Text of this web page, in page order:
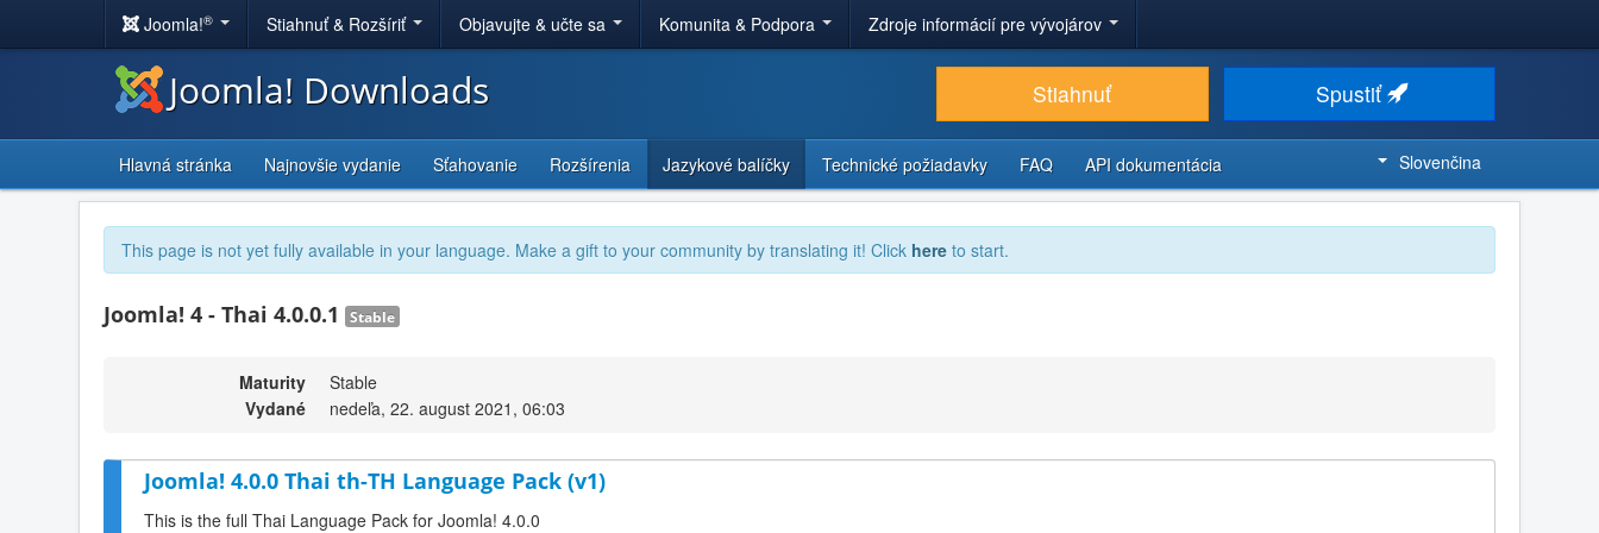
Joomla!® Stiahnuť & Rozšíriť Objavujte & učte sa Komunita & Podpora Zdroje informácií pre vývojárov
Joomla! Downloads Stiahnuť Spustiť
Hlavná stránka Najnovšie vydanie Sťahovanie Rozšírenia Jazykové balíčky Technické požiadavky FAQ API dokumentácia Slovenčina
This page is not yet fully available in your language. Make a gift to your community by translating it! Click here to start.
Joomla! 4 - Thai 4.0.0.1 Stable
Maturity
Stable
Vydané
nedeľa, 22. august 2021, 06:03
Joomla! 4.0.0 Thai th-TH Language Pack (v1)
This is the full Thai Language Pack for Joomla! 4.0.0